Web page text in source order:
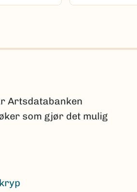
Artsdatabanken
som gjør det mulig